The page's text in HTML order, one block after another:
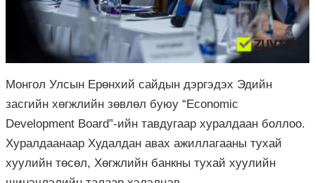
Монгол Улсын Ерөнхий сайдын дэргэдэх Эдийн
засгийн хөгжлийн зөвлөл буюу “Economic
Development Board”-ийн тавдугаар хуралдаан боллоо.
Хуралдаанаар Худалдан авах ажиллагааны тухай
хуулийн төсөл, Хөгжлийн банкны тухай хуулийн